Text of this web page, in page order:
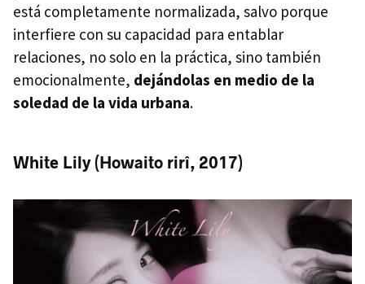
está completamente normalizada, salvo porque
interfiere con su capacidad para entablar
relaciones, no solo en la práctica, sino también
emocionalmente, dejándolas en medio de la
soledad de la vida urbana.
White Lily (Howaito rirî, 2017)